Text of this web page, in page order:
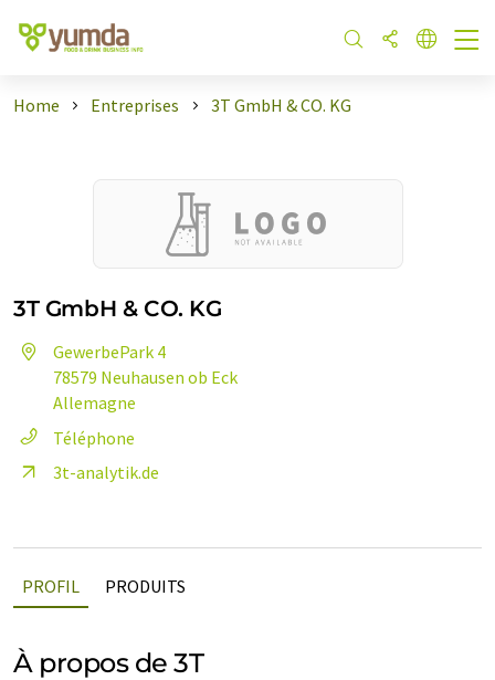
Home Entreprises 3T GmbH & CO. KG
3T GmbH & CO. KG
GewerbePark 4
78579 Neuhausen ob Eck
Allemagne
Téléphone
3t-analytik.de
PROFIL PRODUITS
À propos de 3T